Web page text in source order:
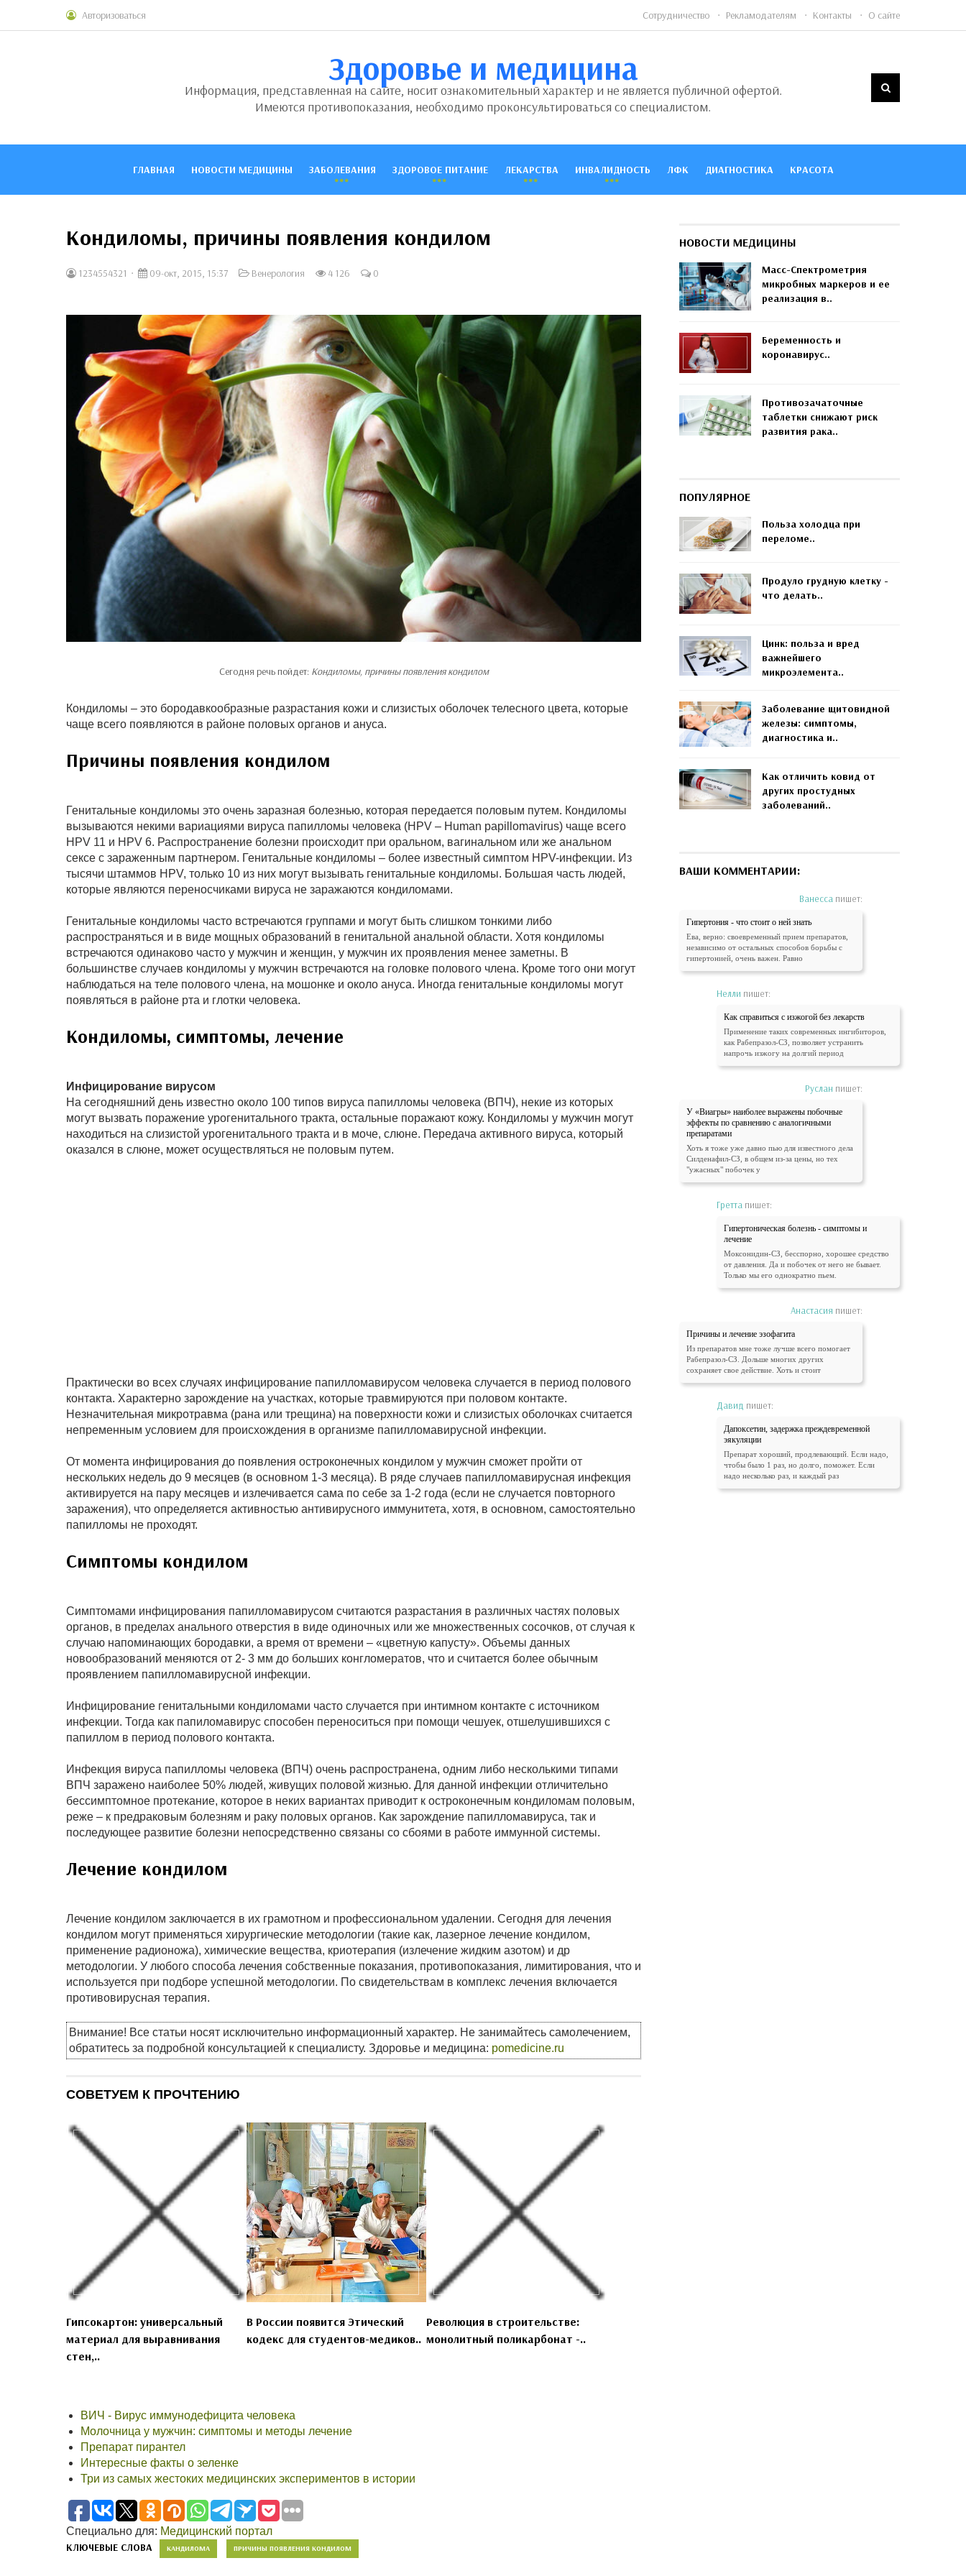
Авторизоваться Сотрудничество Рекламодателям Контакты О сайте
Здоровье и медицина
Информация, представленная на сайте, носит ознакомительный характер и не является публичной офертой.
Имеются противопоказания, необходимо проконсультироваться со специалистом.
ГЛАВНАЯ НОВОСТИ МЕДИЦИНЫ ЗАБОЛЕВАНИЯ ЗДОРОВОЕ ПИТАНИЕ ЛЕКАРСТВА ИНВАЛИДНОСТЬ ЛФК ДИАГНОСТИКА КРАСОТА
Кондиломы, причины появления кондилом
1234554321 09-окт, 2015, 15:37 Венерология 4 126 0
Сегодня речь пойдет: Кондиломы, причины появления кондилом
Кондиломы – это бородавкообразные разрастания кожи и слизистых оболочек телесного цвета, которые
чаще всего появляются в районе половых органов и ануса.
Причины появления кондилом
Генитальные кондиломы это очень заразная болезнью, которая передается половым путем. Кондиломы
вызываются некими вариациями вируса папилломы человека (HPV – Human papillomavirus) чаще всего
HPV 11 и HPV 6. Распространение болезни происходит при оральном, вагинальном или же анальном
сексе с зараженным партнером. Генитальные кондиломы – более известный симптом HPV-инфекции. Из
тысячи штаммов HPV, только 10 из них могут вызывать генитальные кондиломы. Большая часть людей,
которые являются переносчиками вируса не заражаются кондиломами.
Генитальные кондиломы часто встречаются группами и могут быть слишком тонкими либо
распространяться и в виде мощных образований в генитальной анальной области. Хотя кондиломы
встречаются одинаково часто у мужчин и женщин, у мужчин их проявления менее заметны. В
большинстве случаев кондиломы у мужчин встречаются на головке полового члена. Кроме того они могут
наблюдаться на теле полового члена, на мошонке и около ануса. Иногда генитальные кондиломы могут
появляться в районе рта и глотки человека.
Кондиломы, симптомы, лечение
Инфицирование вирусом
На сегодняшний день известно около 100 типов вируса папилломы человека (ВПЧ), некие из которых
могут вызвать поражение урогенитального тракта, остальные поражают кожу. Кондиломы у мужчин могут
находиться на слизистой урогенитального тракта и в моче, слюне. Передача активного вируса, который
оказался в слюне, может осуществляться не половым путем.
Практически во всех случаях инфицирование папилломавирусом человека случается в период полового
контакта. Характерно зарождение на участках, которые травмируются при половом контакте.
Незначительная микротравма (рана или трещина) на поверхности кожи и слизистых оболочках считается
непременным условием для происхождения в организме папилломавирусной инфекции.
От момента инфицирования до появления остроконечных кондилом у мужчин сможет пройти от
нескольких недель до 9 месяцев (в основном 1-3 месяца). В ряде случаев папилломавирусная инфекция
активируется на пару месяцев и излечивается сама по себе за 1-2 года (если не случается повторного
заражения), что определяется активностью антивирусного иммунитета, хотя, в основном, самостоятельно
папилломы не проходят.
Симптомы кондилом
Симптомами инфицирования папилломавирусом считаются разрастания в различных частях половых
органов, в пределах анального отверстия в виде одиночных или же множественных сосочков, от случая к
случаю напоминающих бородавки, а время от времени – «цветную капусту». Объемы данных
новообразований меняются от 2- 3 мм до больших конгломератов, что и считается более обычным
проявлением папилломавирусной инфекции.
Инфицирование генитальными кондиломами часто случается при интимном контакте с источником
инфекции. Тогда как папиломавирус способен переноситься при помощи чешуек, отшелушившихся с
папиллом в период полового контакта.
Инфекция вируса папилломы человека (ВПЧ) очень распространена, одним либо несколькими типами
ВПЧ заражено наиболее 50% людей, живущих половой жизнью. Для данной инфекции отличительно
бессимптомное протекание, которое в неких вариантах приводит к остроконечным кондиломам половым,
реже – к предраковым болезням и раку половых органов. Как зарождение папилломавируса, так и
последующее развитие болезни непосредственно связаны со сбоями в работе иммунной системы.
Лечение кондилом
Лечение кондилом заключается в их грамотном и профессиональном удалении. Сегодня для лечения
кондилом могут применяться хирургические методологии (такие как, лазерное лечение кондилом,
применение радионожа), химические вещества, криотерапия (излечение жидким азотом) и др
методологии. У любого способа лечения собственные показания, противопоказания, лимитирования, что и
используется при подборе успешной методологии. По свидетельствам в комплекс лечения включается
противовирусная терапия.
Внимание! Все статьи носят исключительно информационный характер. Не занимайтесь самолечением,
обратитесь за подробной консультацией к специалисту. Здоровье и медицина: pomedicine.ru
СОВЕТУЕМ К ПРОЧТЕНИЮ
Гипсокартон: универсальный
материал для выравнивания
стен,..
В России появится Этический
кодекс для студентов-медиков..
Революция в строительстве:
монолитный поликарбонат -..
ВИЧ - Вирус иммунодефицита человека
Молочница у мужчин: симптомы и методы лечение
Препарат пирантел
Интересные факты о зеленке
Три из самых жестоких медицинских экспериментов в истории
Специально для: Медицинский портал
КЛЮЧЕВЫЕ СЛОВА КАНДИЛОМА ПРИЧИНЫ ПОЯВЛЕНИЯ КОНДИЛОМ
НОВОСТИ МЕДИЦИНЫ
Масс-Спектрометрия
микробных маркеров и ее
реализация в..
Беременность и
коронавирус..
Противозачаточные
таблетки снижают риск
развития рака..
ПОПУЛЯРНОЕ
Польза холодца при
переломе..
Продуло грудную клетку -
что делать..
Цинк: польза и вред
важнейшего
микроэлемента..
Заболевание щитовидной
железы: симптомы,
диагностика и..
Как отличить ковид от
других простудных
заболеваний..
ВАШИ КОММЕНТАРИИ:
Ванесса пишет:
Гипертония - что стоит о ней знать
Ева, верно: своевременный прием препаратов,
независимо от остальных способов борьбы с
гипертонией, очень важен. Равно
Нелли пишет:
Как справиться с изжогой без лекарств
Применение таких современных ингибиторов,
как Рабепразол-СЗ, позволяет устранить
напрочь изжогу на долгий период
Руслан пишет:
У «Виагры» наиболее выражены побочные
эффекты по сравнению с аналогичными
препаратами
Хоть я тоже уже давно пью для известного дела
Силденафил-СЗ, в общем из-за цены, но тех
"ужасных" побочек у
Гретта пишет:
Гипертоническая болезнь - симптомы и
лечение
Моксонидин-СЗ, бесспорно, хорошее средство
от давления. Да и побочек от него не бывает.
Только мы его однократно пьем.
Анастасия пишет:
Причины и лечение эзофагита
Из препаратов мне тоже лучше всего помогает
Рабепразол-СЗ. Дольше многих других
сохраняет свое действие. Хоть и стоит
Давид пишет:
Дапоксетин, задержка преждевременной
эякуляции
Препарат хороший, продлевающий. Если надо,
чтобы было 1 раз, но долго, поможет. Если
надо несколько раз, и каждый раз